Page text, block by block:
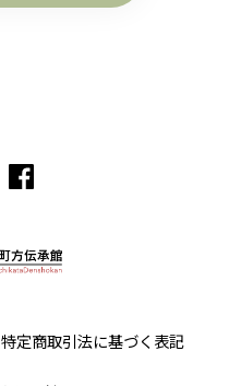
特定商取引法に基づく表記